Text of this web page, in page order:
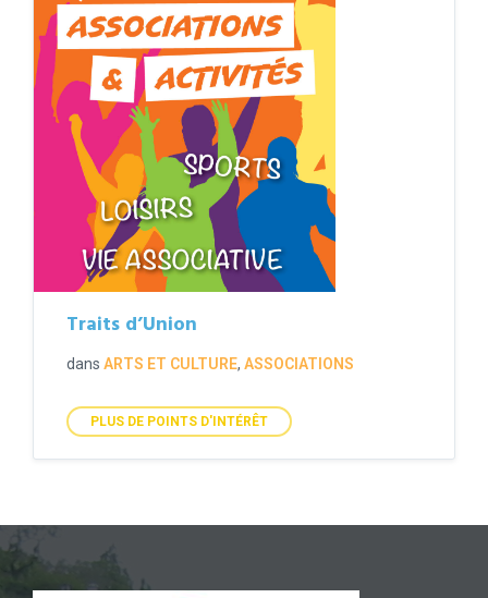
Traits d’Union
dans ARTS ET CULTURE, ASSOCIATIONS
PLUS DE POINTS D'INTÉRÊT